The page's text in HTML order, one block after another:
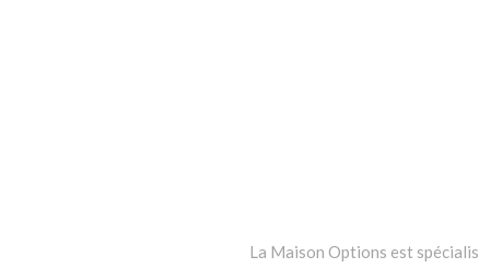
La Maison Options est